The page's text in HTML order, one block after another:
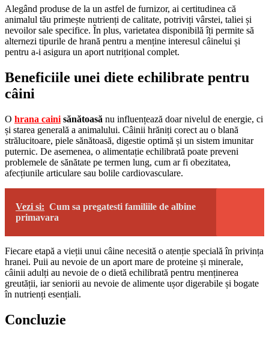
Alegând produse de la un astfel de furnizor, ai certitudinea că
animalul tău primește nutrienți de calitate, potriviți vârstei, taliei și
nevoilor sale specifice. În plus, varietatea disponibilă îți permite să
alternezi tipurile de hrană pentru a menține interesul câinelui și
pentru a-i asigura un aport nutrițional complet.
Beneficiile unei diete echilibrate pentru
câini
O hrana caini sănătoasă nu influențează doar nivelul de energie, ci
și starea generală a animalului. Câinii hrăniți corect au o blană
strălucitoare, piele sănătoasă, digestie optimă și un sistem imunitar
puternic. De asemenea, o alimentație echilibrată poate preveni
problemele de sănătate pe termen lung, cum ar fi obezitatea,
afecțiunile articulare sau bolile cardiovasculare.
Vezi si: Cum sa pregatesti familiile de albine
primavara
Fiecare etapă a vieții unui câine necesită o atenție specială în privința
hranei. Puii au nevoie de un aport mare de proteine și minerale,
câinii adulți au nevoie de o dietă echilibrată pentru menținerea
greutății, iar seniorii au nevoie de alimente ușor digerabile și bogate
în nutrienți esențiali.
Concluzie